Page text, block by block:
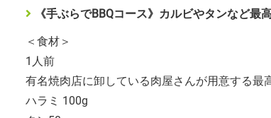
《手ぶらでBBQコース》カルビやタンなど
＜食材＞
1人前
有名焼肉店に卸している肉屋さんが用意する最
ハラミ 100g